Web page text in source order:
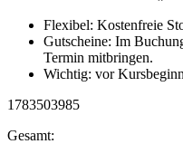
Flexibel: Kostenfreie
Gutscheine: Im
Termin mitbringen.
Wichtig: vor
1783503985
Gesamt: